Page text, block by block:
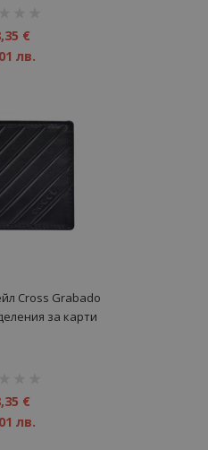
€
лв.
Cross Grabado
за карти
€
лв.